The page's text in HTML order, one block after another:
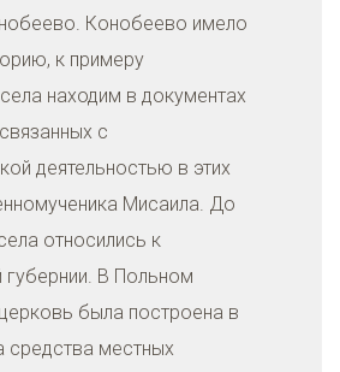
Конобеево имело
к примеру
находим в документах
с
деятельностью в этих
Мисаила. До
относились к
В Польном
была построена в
средства местных